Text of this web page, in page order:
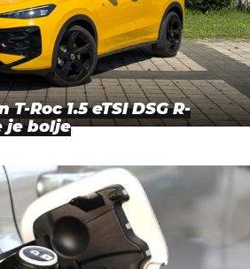
Roc 1.5 eTSI DSG R-
je bolje